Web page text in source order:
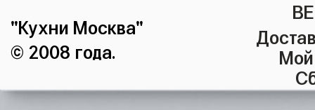
"Кухни Москва"
© 2008 года.